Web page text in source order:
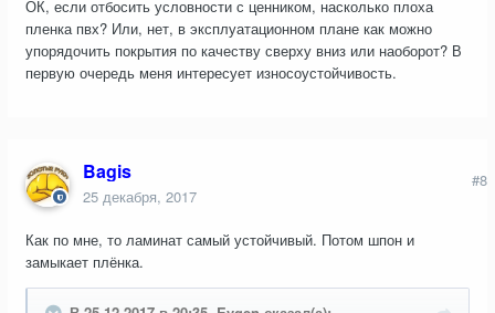
ОК, если отбосить условности с ценником, насколько плоха
пленка пвх? Или, нет, в эксплуатационном плане как можно
упорядочить покрытия по качеству сверху вниз или наоборот? В
первую очередь меня интересует износоустойчивость.
Bagis
25 декабря, 2017
#8
Как по мне, то ламинат самый устойчивый. Потом шпон и
замыкает плёнка.